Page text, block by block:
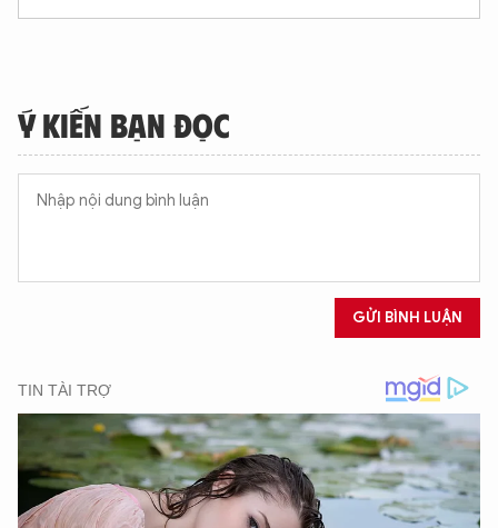
Ý KIẾN BẠN ĐỌC
GỬI BÌNH LUẬN
XIN CHÀO,
TÔI LÀ CHATBOT CỦA
An Ninh Thủ Đô nhé. Tôi sẵn sàng hỗ trợ!